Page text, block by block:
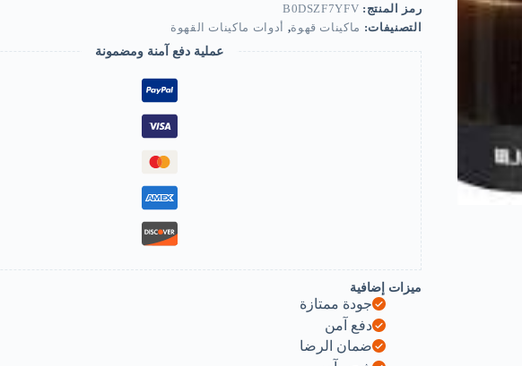
-
800W
-
Stay
Healthy-
B0DSZF7YFV
رمز المنتج: B0DSZF7YFV
التصنيفات: ماكينات قهوة, أدوات ماكينات القهوة
عملية دفع آمنة ومضمونة
ميزات إضافية
جودة ممتازة
دفع آمن
ضمان الرضا